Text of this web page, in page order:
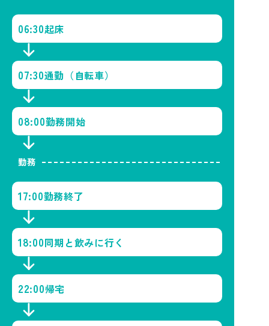
06:30起床
07:30通勤（自転車）
08:00勤務開始
勤務
17:00勤務終了
18:00同期と飲みに行く
22:00帰宅